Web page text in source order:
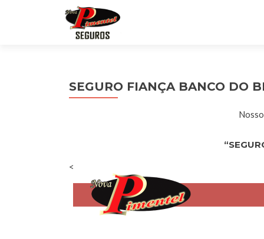
SEGURO FIANÇA BANCO DO
<